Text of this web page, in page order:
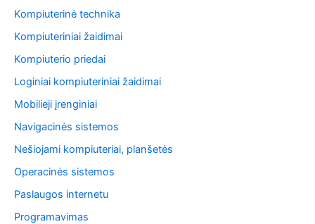
Kompiuterinė technika
Kompiuteriniai žaidimai
Kompiuterio priedai
Loginiai kompiuteriniai žaidimai
Mobilieji įrenginiai
Navigacinės sistemos
Nešiojami kompiuteriai, planšetės
Operacinės sistemos
Paslaugos internetu
Programavimas